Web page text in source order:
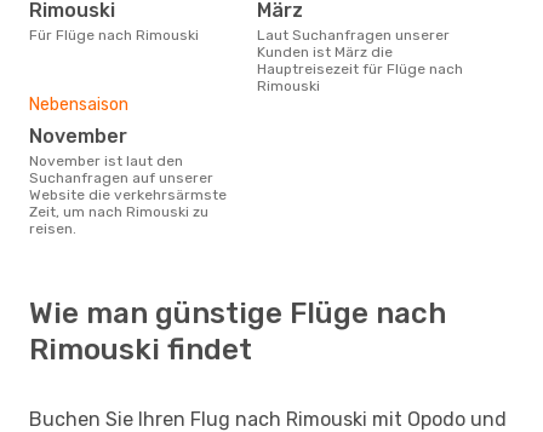
Rimouski
Für Flüge nach Rimouski
März
Laut Suchanfragen unserer
Kunden ist März die
Hauptreisezeit für Flüge nach
Rimouski
Nebensaison
November
November ist laut den
Suchanfragen auf unserer
Website die verkehrsärmste
Zeit, um nach Rimouski zu
reisen.
Wie man günstige Flüge nach
Rimouski findet
Buchen Sie Ihren Flug nach Rimouski mit Opodo und